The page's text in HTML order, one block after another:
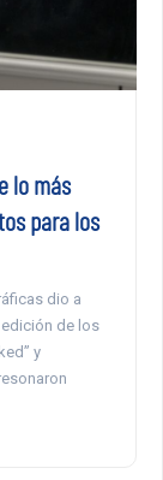
lo más
para los
dio a
de los
y